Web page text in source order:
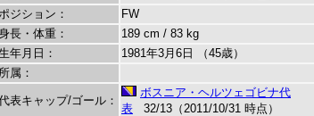
ジション：
FW
長・体重：
189 cm / 83 kg
年月日：
1981年3月6日 （45歳）
所属：
表キャップ/ゴール：
ボスニア・ヘルツェゴビナ代
表 32/13（2011/10/31 時点）